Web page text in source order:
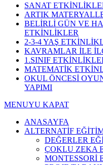
SANAT
ARTIK
BELİRLİ GÜN VE
ETKİNLİKLER
2-3-4 YAŞ
KAVRAMLAR İLE
1.SINIF
MATEMATİK
OKUL ÖNCESİ
YAPIMI
MENUYU KAPAT
ANASAYFA
ALTERNATİF
DEĞERLER
ÇOKLU ZEKA
MONTESSORİ